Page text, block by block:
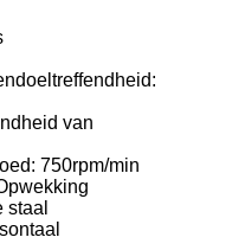
van
750rpm/min
staal